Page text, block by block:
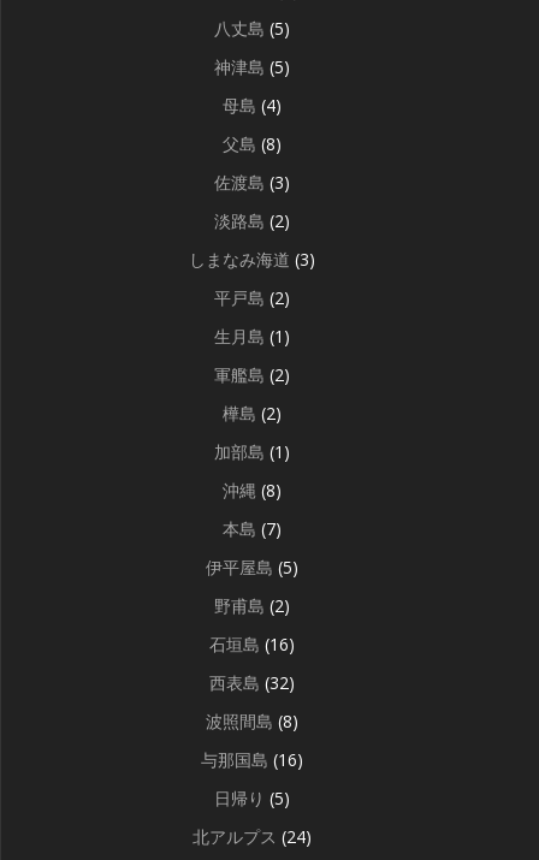
八丈島 (5)
神津島 (5)
母島 (4)
父島 (8)
佐渡島 (3)
淡路島 (2)
しまなみ海道 (3)
平戸島 (2)
生月島 (1)
軍艦島 (2)
樺島 (2)
加部島 (1)
沖縄 (8)
本島 (7)
伊平屋島 (5)
野甫島 (2)
石垣島 (16)
西表島 (32)
波照間島 (8)
与那国島 (16)
日帰り (5)
北アルプス (24)